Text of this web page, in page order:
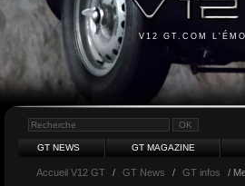
V12 GT.COM
GT NEWS GT MAGAZINE
Accueil V12 GT / GT News / GT infos /